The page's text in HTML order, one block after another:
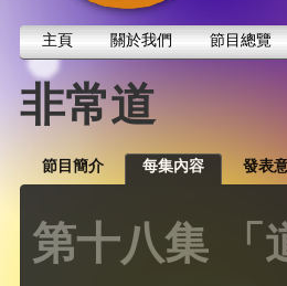
主頁 關於我們 節目總覽
非常道
節目簡介 每集內容 發表
第十八集 「